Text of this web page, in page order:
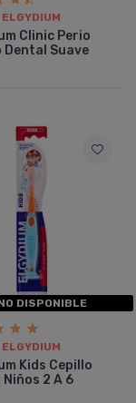
ELGYDIUM
Clinic Perio
Dental Suave
DISPONIBLE
ELGYDIUM
Kids Cepillo
Niños 2 A 6